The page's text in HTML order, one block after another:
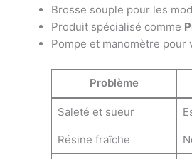
Brosse souple pour les
Produit spécialisé comme
Pompe et manomètre pour
Problème
Saleté et sueur
Résine fraîche